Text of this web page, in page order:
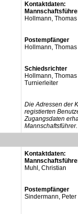
Kontaktdaten:
Hollmann, Thomas
Postempfänger
Hollmann, Thomas
Schiedsrichter
Hollmann, Thomas
Turnierleiter
Die Adressen der
registierten
Zugangsdaten
Mannschaftsführer.
Kontaktdaten:
Muhl, Christian
Postempfänger
Sindermann, Peter